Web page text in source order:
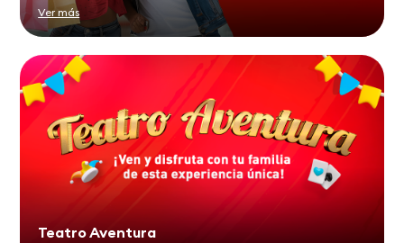
Ver más
Teatro Aventura